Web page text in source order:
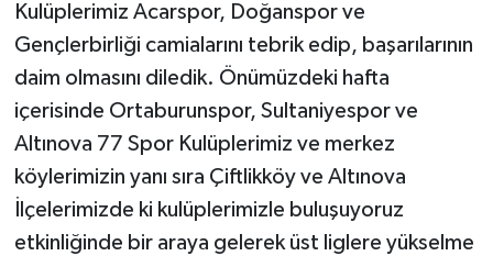
Kulüplerimiz Acarspor, Doğanspor ve
Gençlerbirliği camialarını tebrik edip, başarılarının
daim olmasını diledik. Önümüzdeki hafta
içerisinde Ortaburunspor, Sultaniyespor ve
Altınova 77 Spor Kulüplerimiz ve merkez
köylerimizin yanı sıra Çiftlikköy ve Altınova
İlçelerimizde ki kulüplerimizle buluşuyoruz
etkinliğinde bir araya gelerek üst liglere yükselme